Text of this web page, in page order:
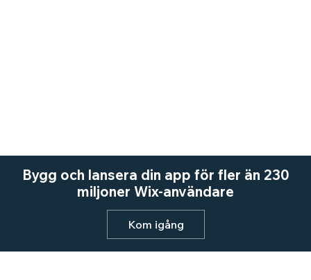
Bygg och lansera din app för fler än 230
miljoner Wix-användare
Kom igång